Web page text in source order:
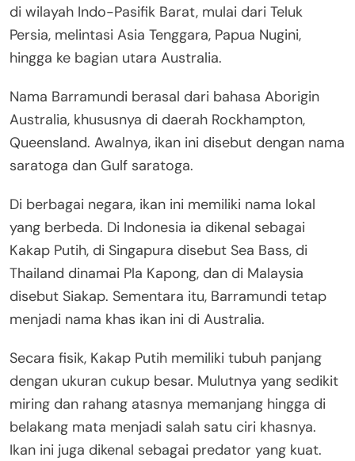
di wilayah Indo-Pasifik Barat, mulai dari Teluk
Persia, melintasi Asia Tenggara, Papua Nugini,
hingga ke bagian utara Australia.
Nama Barramundi berasal dari bahasa Aborigin
Australia, khususnya di daerah Rockhampton,
Queensland. Awalnya, ikan ini disebut dengan nama
saratoga dan Gulf saratoga.
Di berbagai negara, ikan ini memiliki nama lokal
yang berbeda. Di Indonesia ia dikenal sebagai
Kakap Putih, di Singapura disebut Sea Bass, di
Thailand dinamai Pla Kapong, dan di Malaysia
disebut Siakap. Sementara itu, Barramundi tetap
menjadi nama khas ikan ini di Australia.
Secara fisik, Kakap Putih memiliki tubuh panjang
dengan ukuran cukup besar. Mulutnya yang sedikit
miring dan rahang atasnya memanjang hingga di
belakang mata menjadi salah satu ciri khasnya.
Ikan ini juga dikenal sebagai predator yang kuat.